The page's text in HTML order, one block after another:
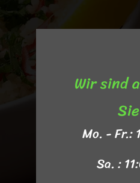
Wir sind
Mo. - Fr.:
Sa. :